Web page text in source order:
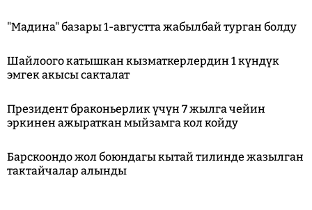
"Мадина" базары 1-августта жабылбай турган болду
Шайлоого катышкан кызматкерлердин 1 күндүк
эмгек акысы сакталат
Президент браконьерлик үчүн 7 жылга чейин
эркинен ажыраткан мыйзамга кол койду
Барскоондо жол боюндагы кытай тилинде жазылган
тактайчалар алынды